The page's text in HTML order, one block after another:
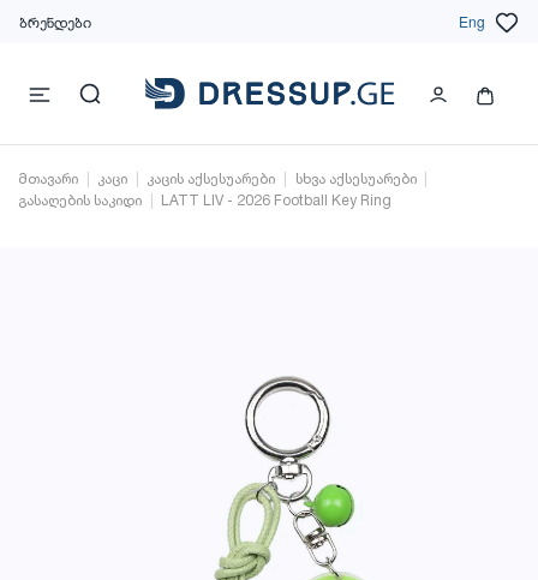
ბრენდები Eng
მთავარი კაცი კაცის აქსესუარები
სხვა აქსესუარები
გასაღების საკიდი
LATT LIV - 2026 Football Key Ring